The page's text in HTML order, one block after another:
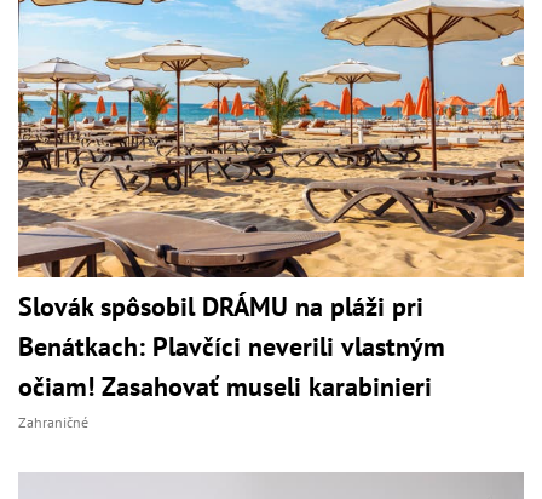
Slovák spôsobil DRÁMU na pláži pri
Benátkach: Plavčíci neverili vlastným
očiam! Zasahovať museli karabinieri
Zahraničné